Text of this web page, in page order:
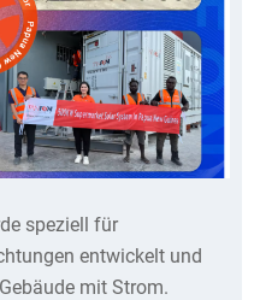
speziell für
entwickelt und
mit Strom.